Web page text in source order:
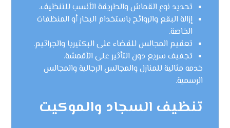
تحديد نوع القماش والطريقة الأنسب للتنظيف.
إزالة البقع والروائح باستخدام البخار أو المنظفات
الخاصة.
تعقيم المجالس للقضاء على البكتيريا والجراثيم.
تجفيف سريع دون التأثير على الأقمشة.
خدمه مثالية للمنازل والمجالس الرجالية والمجالس
الرسمية.
تنظيف السجاد والموكيت